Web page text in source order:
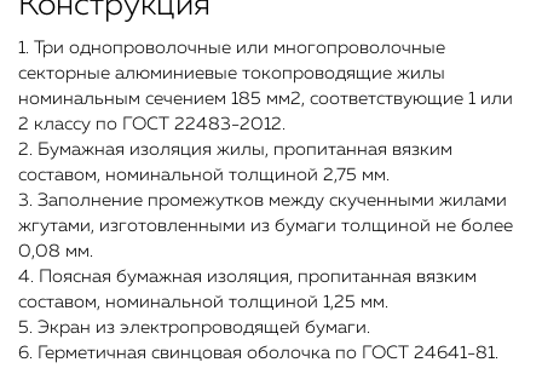
1. Три однопроволочные или многопроволочные
секторные алюминиевые токопроводящие жилы
номинальным сечением 185 мм2, соответствующие 1 или
2 классу по ГОСТ 22483-2012.
2. Бумажная изоляция жилы, пропитанная вязким
составом, номинальной толщиной 2,75 мм.
3. Заполнение промежутков между скученными жилами
жгутами, изготовленными из бумаги толщиной не более
0,08 мм.
4. Поясная бумажная изоляция, пропитанная вязким
составом, номинальной толщиной 1,25 мм.
5. Экран из электропроводящей бумаги.
6. Герметичная свинцовая оболочка по ГОСТ 24641-81.